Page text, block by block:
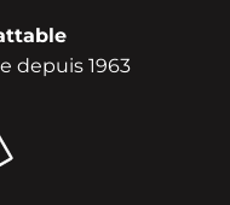
depuis 1963